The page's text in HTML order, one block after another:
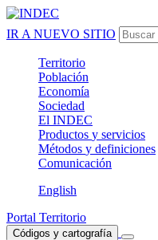
IR A NUEVO SITIO
Territorio
Población
Economía
Sociedad
El INDEC
Productos y servicios
Métodos y definiciones
Comunicación
English
Portal Territorio
Códigos y cartografía